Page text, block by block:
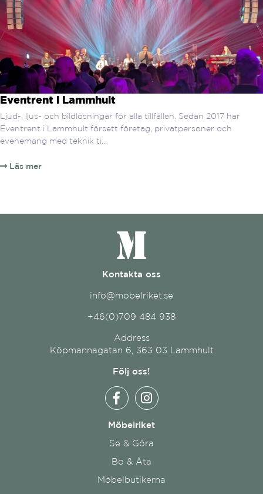
Eventrent i Lammhult
Ljud-, ljus- och bildlösningar för alla tillfällen. Sedan 2017 har
Eventrent i Lammhult försett företag, privatpersoner och
evenemang med teknik ti...
Läs mer
Kontakta oss
info@mobelriket.se
+46(0)709 484 938
Address
Köpmannagatan 6, 363 03 Lammhult
Följ oss!
Möbelriket
Se & Göra
Bo & Äta
Möbelbutikerna